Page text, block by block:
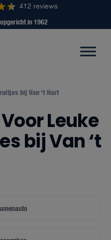
412 reviews
500+ voertuigen
bij Van ‘t Hart
Leuke
bij Van ‘t